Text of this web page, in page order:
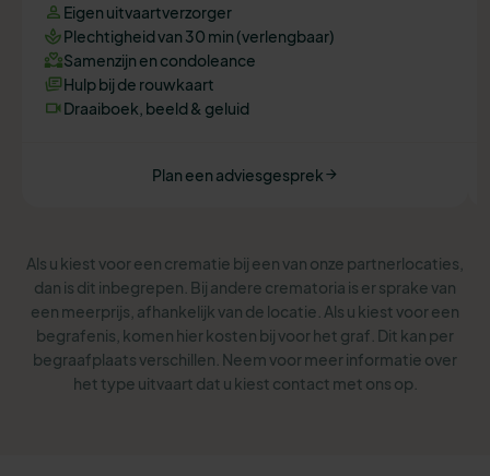
Eigen uitvaartverzorger
Plechtigheid van 30 min (verlengbaar)
Samenzijn en condoleance
Hulp bij de rouwkaart
Draaiboek, beeld & geluid
Plan een adviesgesprek
Als u kiest voor een crematie bij een van onze partnerlocaties,
dan is dit inbegrepen. Bij andere crematoria is er sprake van
een meerprijs, afhankelijk van de locatie. Als u kiest voor een
begrafenis, komen hier kosten bij voor het graf. Dit kan per
begraafplaats verschillen. Neem voor meer informatie over
het type uitvaart dat u kiest contact met ons op.